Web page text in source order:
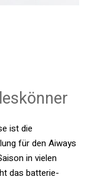
ist die
für den Aiways
in vielen
das batterie-